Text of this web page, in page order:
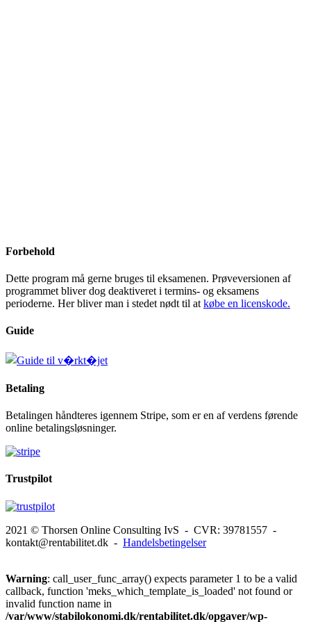
Forbehold
Dette program må gerne bruges til eksamenen. Prøveversionen af
programmet bliver dog deaktiveret i termins- og eksamens
perioderne. Her bliver man i stedet nødt til at købe en licenskode.
Guide
Betaling
Betalingen håndteres igennem Stripe, som er en af verdens førende
online betalingsløsninger.
Trustpilot
2021 © Thorsen Online Consulting IvS - CVR: 39781557 -
kontakt@rentabilitet.dk - Handelsbetingelser
Warning: call_user_func_array() expects parameter 1 to be a valid
callback, function 'meks_which_template_is_loaded' not found or
invalid function name in
/var/www/stabilokonomi.dk/rentabilitet.dk/opgaver/wp-